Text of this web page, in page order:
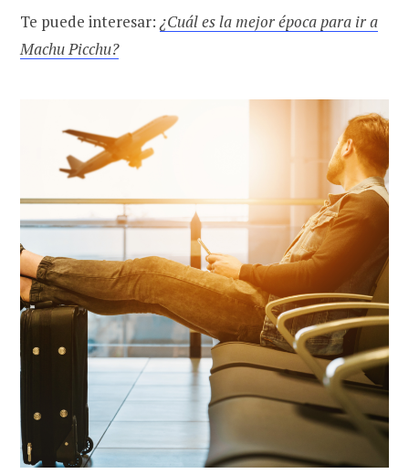
Te puede interesar: ¿Cuál es la mejor época para ir a
Machu Picchu?